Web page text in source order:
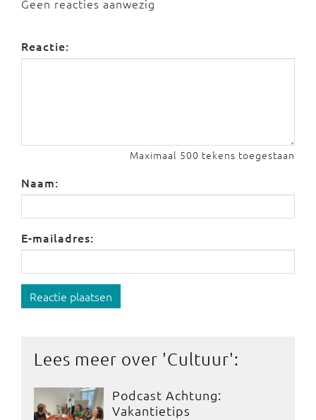
Geen reacties aanwezig
Reactie:
Maximaal 500 tekens toegestaan
Naam:
E-mailadres:
Reactie plaatsen
Lees meer over 'Cultuur':
Podcast Achtung:
Vakantietips